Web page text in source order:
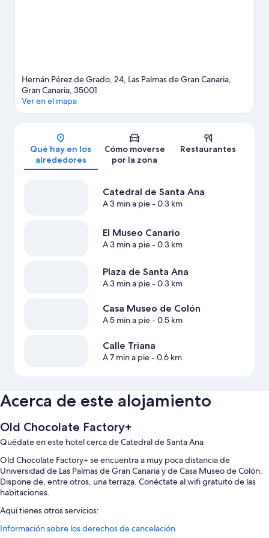
Hernán Pérez de Grado, 24, Las Palmas de Gran Canaria,
Gran Canaria, 35001
Ver en el mapa
Qué hay en los
alrededores
Cómo moverse
por la zona
Restaurantes
Catedral de Santa Ana
A 3 min a pie- 0.3 km
El Museo Canario
A 3 min a pie- 0.3 km
Plaza de Santa Ana
A 3 min a pie- 0.3 km
Casa Museo de Colón
A 5 min a pie- 0.5 km
Calle Triana
A 7 min a pie- 0.6 km
Acerca de este alojamiento
Old Chocolate Factory+
Quédate en este hotel cerca de Catedral de Santa Ana
Old Chocolate Factory+ se encuentra a muy poca distancia de
Universidad de Las Palmas de Gran Canaria y de Casa Museo de Colón.
Dispone de, entre otros, una terraza. Conéctate al wifi gratuito de las
habitaciones.
Aquí tienes otros servicios:
Desayuno (de pago), un servicio de transporte desde y hasta el
Información sobre los derechos de cancelación